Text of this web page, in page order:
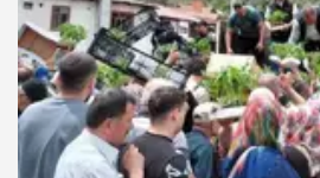
15.07.2026 Gündem